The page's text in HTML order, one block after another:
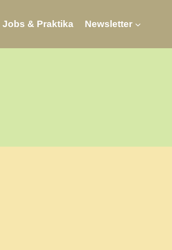
Jobs & Praktika Newsletter